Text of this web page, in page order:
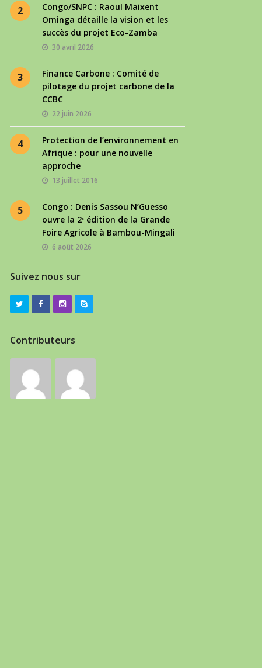
2
Congo/SNPC : Raoul Maixent
Ominga détaille la vision et les
succès du projet Eco-Zamba
30 avril 2026
3
Finance Carbone : Comité de
pilotage du projet carbone de la
CCBC
22 juin 2026
4
Protection de l’environnement en
Afrique : pour une nouvelle
approche
13 juillet 2016
5
Congo : Denis Sassou N’Guesso
ouvre la 2ᵉ édition de la Grande
Foire Agricole à Bambou-Mingali
6 août 2026
Suivez nous sur
Contributeurs